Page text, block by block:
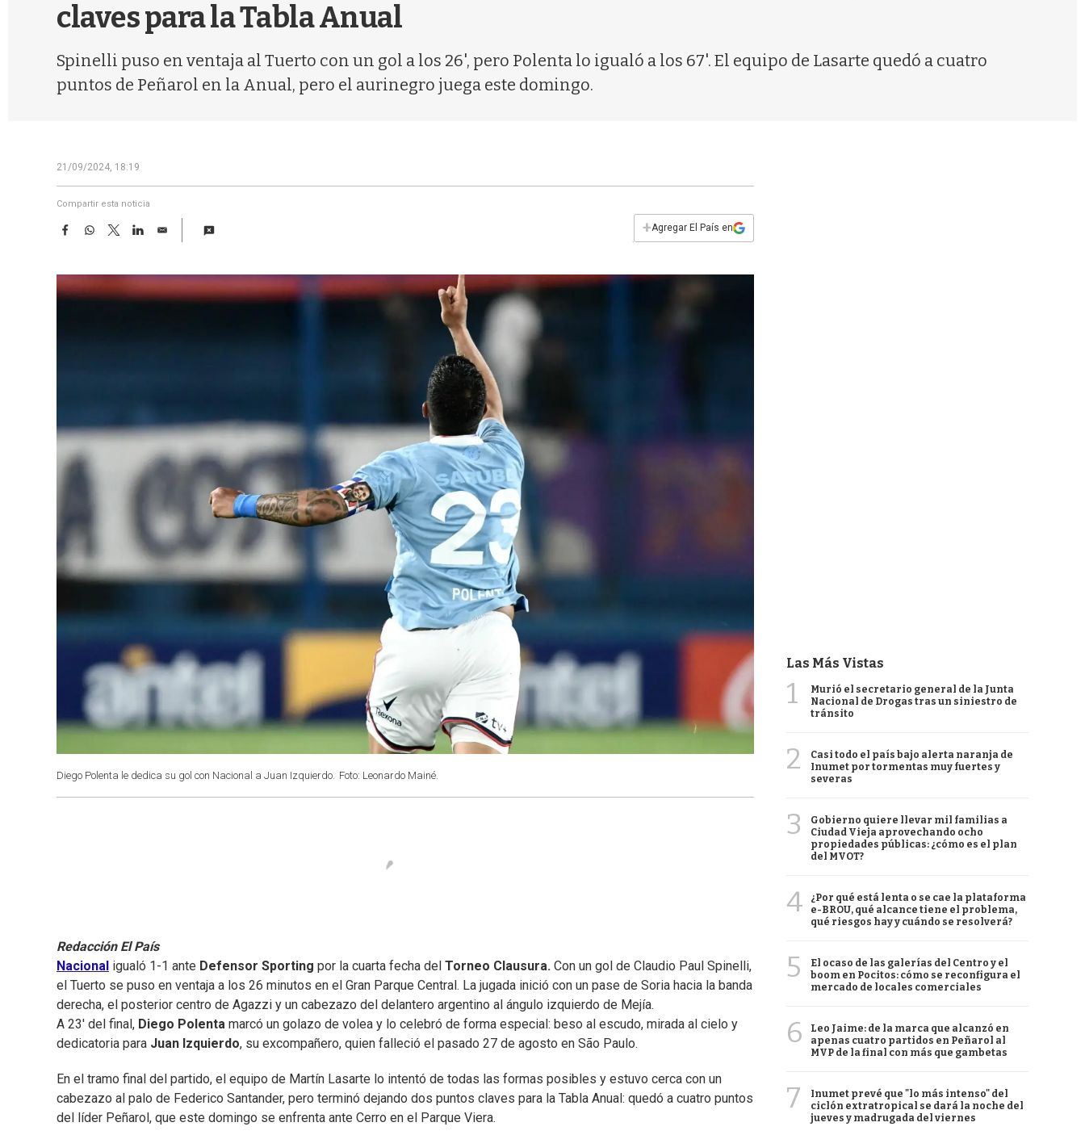
claves para la Tabla Anual
Spinelli puso en ventaja al Tuerto con un gol a los 26', pero Polenta lo igualó a los 67'. El equipo de Lasarte quedó a cuatro
puntos de Peñarol en la Anual, pero el aurinegro juega este domingo.
21/09/2024, 18:19
Compartir esta noticia
F
e
b
W
t
s
T
w
t
t
e
L
k
e
d
E
i
l
+Agregar El País en
Diego Polenta le dedica su gol con Nacional a Juan Izquierdo. Foto: Leonardo Mainé.
Redacción El País
Nacional igualó 1-1 ante Defensor Sporting por la cuarta fecha del Torneo Clausura. Con un gol de Claudio Paul Spinelli,
el Tuerto se puso en ventaja a los 26 minutos en el Gran Parque Central. La jugada inició con un pase de Soria hacia la banda
derecha, el posterior centro de Agazzi y un cabezazo del delantero argentino al ángulo izquierdo de Mejía.
A 23' del final, Diego Polenta marcó un golazo de volea y lo celebró de forma especial: beso al escudo, mirada al cielo y
dedicatoria para Juan Izquierdo, su excompañero, quien falleció el pasado 27 de agosto en São Paulo.
En el tramo final del partido, el equipo de Martín Lasarte lo intentó de todas las formas posibles y estuvo cerca con un
cabezazo al palo de Federico Santander, pero terminó dejando dos puntos claves para la Tabla Anual: quedó a cuatro puntos
del líder Peñarol, que este domingo se enfrenta ante Cerro en el Parque Viera.
Las Más Vistas
1
Murió el secretario general de la Junta
Nacional de Drogas tras un siniestro de
tránsito
2
Casi todo el país bajo alerta naranja de
Inumet por tormentas muy fuertes y
severas
3
Gobierno quiere llevar mil familias a
Ciudad Vieja aprovechando ocho
propiedades públicas: ¿cómo es el plan
del MVOT?
4
¿Por qué está lenta o se cae la plataforma
e-BROU, qué alcance tiene el problema,
qué riesgos hay y cuándo se resolverá?
5
El ocaso de las galerías del Centro y el
boom en Pocitos: cómo se reconfigura el
mercado de locales comerciales
6
Leo Jaime: de la marca que alcanzó en
apenas cuatro partidos en Peñarol al
MVP de la final con más que gambetas
7
Inumet prevé que "lo más intenso" del
ciclón extratropical se dará la noche del
jueves y madrugada del viernes